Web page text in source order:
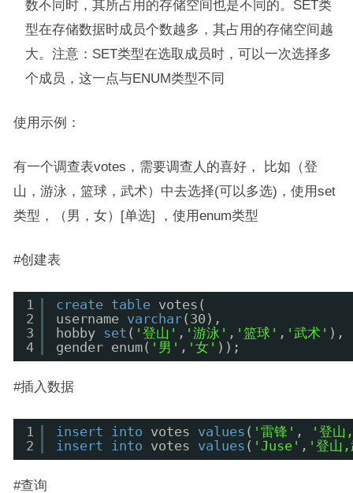
数不同时，其所占用的存储空间也是不同的。SET类
型在存储数据时成员个数越多，其占用的存储空间越
大。注意：SET类型在选取成员时，可以一次选择多
个成员，这一点与ENUM类型不同
使用示例：
有一个调查表votes，需要调查人的喜好， 比如（登
山，游泳，篮球，武术）中去选择(可以多选)，使用set
类型，（男，女）[单选] ，使用enum类型
#创建表
1
2
3
4
create table votes(
username varchar(30),
hobby set ( '登山' , '游泳' , '篮球' , '武术' ),
gender enum( '男' , '女' ));
#插入数据
1
2
insert into votes values ( '雷锋' ,
'登山
insert
into votes values ( 'Juse' , '登山
#查询